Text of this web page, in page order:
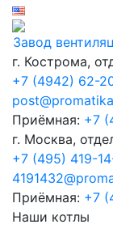
Завод
г. Кострома,
+7 (4942) 62-
Приёмная: +7
г. Москва,
+7 (495) 419-
Приёмная: +7
Наши котлы